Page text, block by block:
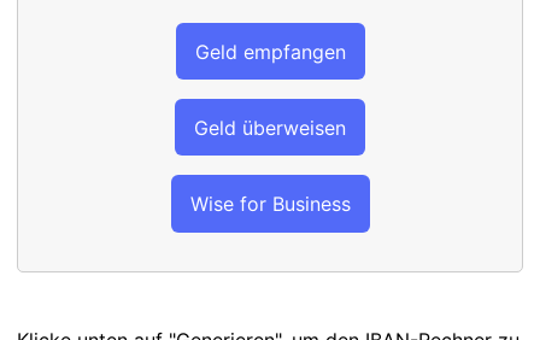
Geld empfangen
Geld überweisen
Wise for Business